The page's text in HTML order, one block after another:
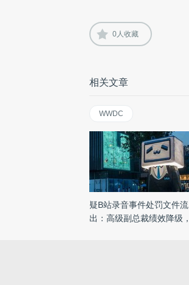
0人收藏
相关文章
WWDC
疑B站录音事件处罚文件流
出：高级副总裁绩效降级，